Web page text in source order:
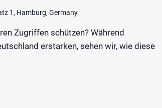
1, Hamburg, Germany
Zugriffen schützen? Während
erstarken, sehen wir, wie diese